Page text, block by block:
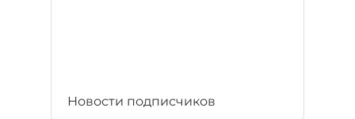
Новости подписчиков